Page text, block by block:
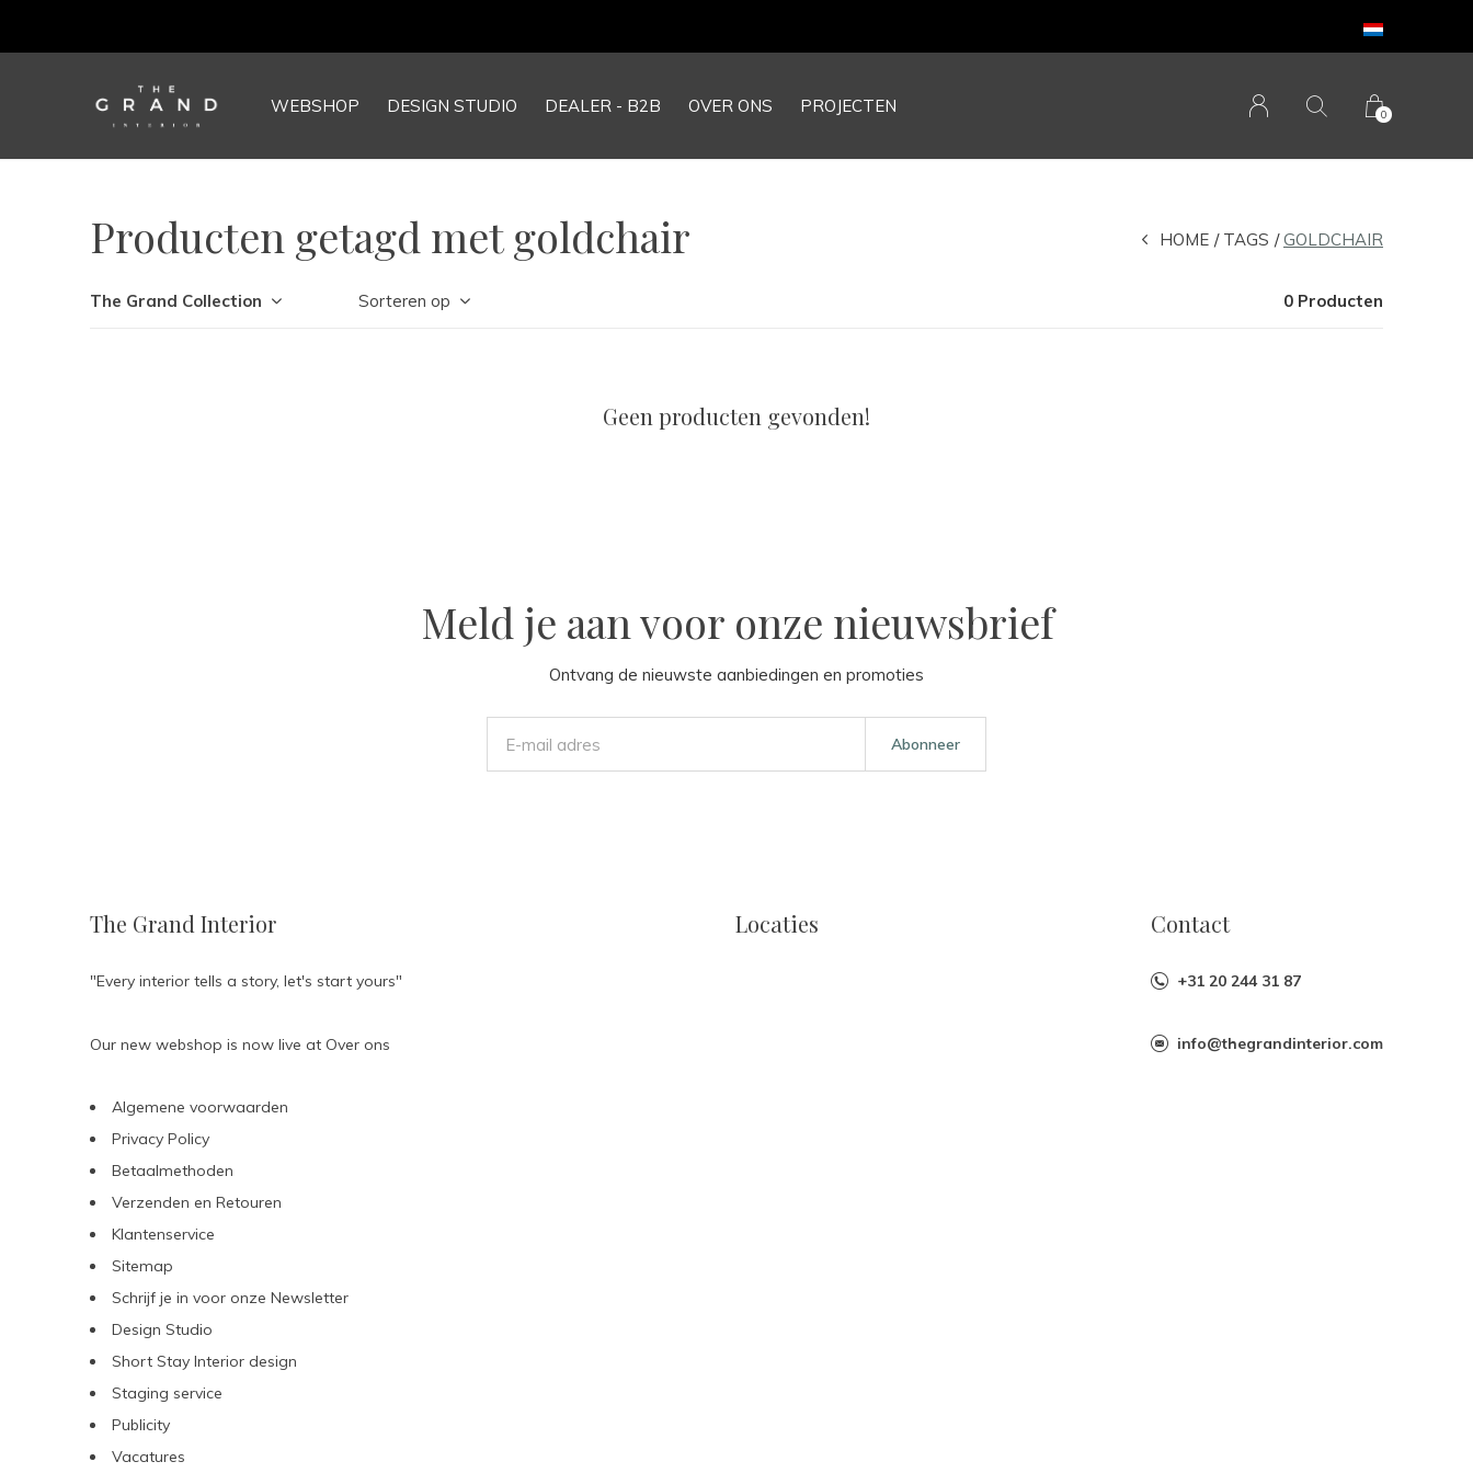
WEBSHOP DESIGN STUDIO DEALER - B2B OVER ONS PROJECTEN 0
Producten getagd met goldchair HOME TAGS GOLDCHAIR
The Grand Collection Sorteren op 0 Producten
Geen producten gevonden!
Meld je aan voor onze nieuwsbrief
Ontvang de nieuwste aanbiedingen en promoties
Abonneer
The Grand Interior
"Every interior tells a story, let's start yours"
Our new webshop is now live at Over ons
Algemene voorwaarden
Privacy Policy
Betaalmethoden
Verzenden en Retouren
Klantenservice
Sitemap
Schrijf je in voor onze Newsletter
Design Studio
Short Stay Interior design
Staging service
Publicity
Vacatures
Locaties Contact
+31 20 244 31 87
info@thegrandinterior.com